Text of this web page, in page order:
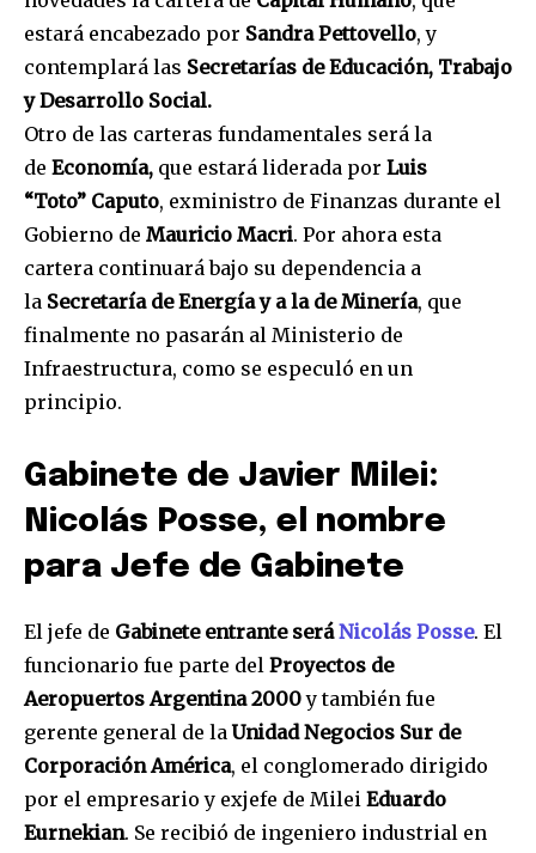
estará encabezado por Sandra Pettovello, y
contemplará las Secretarías de Educación, Trabajo
y Desarrollo Social.
Otro de las carteras fundamentales será la
de Economía, que estará liderada por Luis
“Toto” Caputo, exministro de Finanzas durante el
Gobierno de Mauricio Macri. Por ahora esta
cartera continuará bajo su dependencia a
la Secretaría de Energía y a la de Minería, que
finalmente no pasarán al Ministerio de
Infraestructura, como se especuló en un
principio.
Gabinete de Javier Milei:
Nicolás Posse, el nombre
para Jefe de Gabinete
El jefe de Gabinete entrante seráNicolás Posse. El
funcionario fue parte del Proyectos de
Aeropuertos Argentina 2000y también fue
gerente general de laUnidad Negocios Sur de
Corporación América, el conglomerado dirigido
por el empresario y exjefe de Milei Eduardo
Eurnekian. Se recibió de ingeniero industrial en